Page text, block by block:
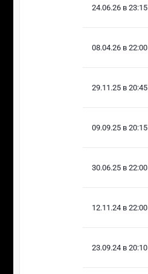
24.06.26 в 23:15
08.04.26 в 22:00
29.11.25 в 20:45
09.09.25 в 20:15
30.06.25 в 22:00
12.11.24 в 22:00
23.09.24 в 20:10